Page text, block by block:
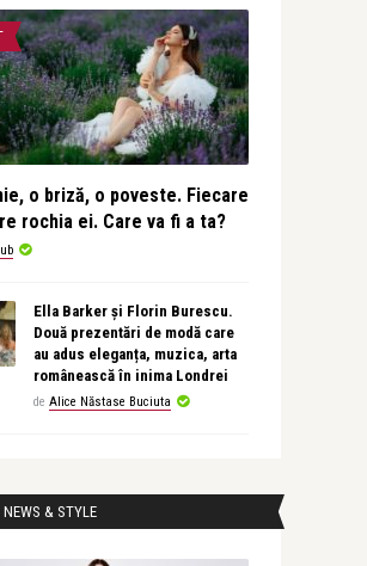
o briză, o poveste. Fiecare
rochia ei. Care va fi a ta?
Ella Barker și Florin Burescu.
Două prezentări de modă care
au adus eleganța, muzica, arta
românească în inima Londrei
de Alice Năstase Buciuta
& STYLE